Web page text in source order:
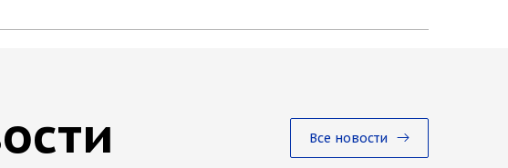
Все новости